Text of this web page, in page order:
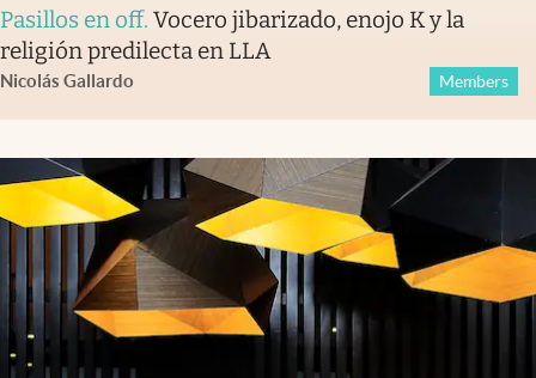
Pasillos en off. Vocero jibarizado, enojo K y la
religión predilecta en LLA
Nicolás Gallardo Members